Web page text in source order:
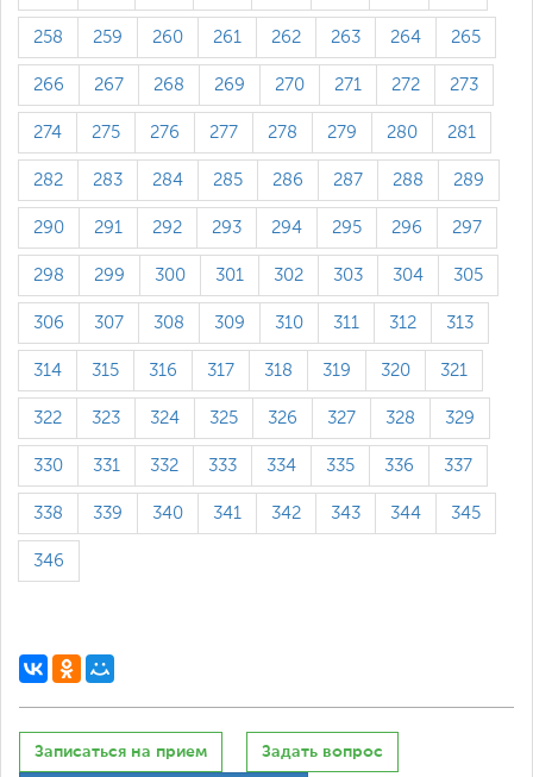
258 259 260 261 262 263 264 265
266 267 268 269 270 271 272 273
274 275 276 277 278 279 280 281
282 283 284 285 286 287 288 289
290 291 292 293 294 295 296 297
298 299 300 301 302 303 304 305
306 307 308 309 310 311 312 313
314 315 316 317 318 319 320 321
322 323 324 325 326 327 328 329
330 331 332 333 334 335 336 337
338 339 340 341 342 343 344 345
346
Записаться на прием Задать вопрос